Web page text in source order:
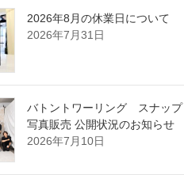
2026年8月の休業日について
2026年7月31日
バトントワーリング スナップ
写真販売 公開状況のお知らせ
2026年7月10日